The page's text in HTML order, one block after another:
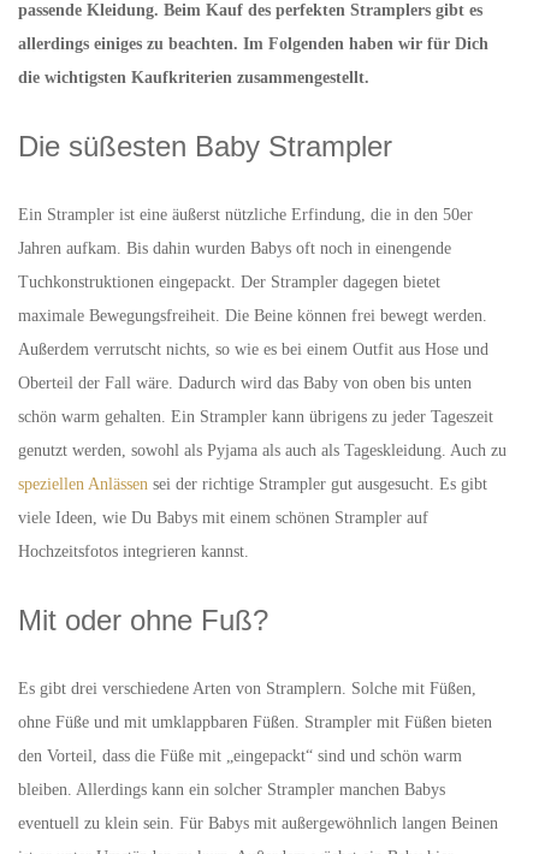
passende Kleidung. Beim Kauf des perfekten Stramplers gibt es
allerdings einiges zu beachten. Im Folgenden haben wir für Dich
die wichtigsten Kaufkriterien zusammengestellt.
Die süßesten Baby Strampler
Ein Strampler ist eine äußerst nützliche Erfindung, die in den 50er
Jahren aufkam. Bis dahin wurden Babys oft noch in einengende
Tuchkonstruktionen eingepackt. Der Strampler dagegen bietet
maximale Bewegungsfreiheit. Die Beine können frei bewegt werden.
Außerdem verrutscht nichts, so wie es bei einem Outfit aus Hose und
Oberteil der Fall wäre. Dadurch wird das Baby von oben bis unten
schön warm gehalten. Ein Strampler kann übrigens zu jeder Tageszeit
genutzt werden, sowohl als Pyjama als auch als Tageskleidung. Auch zu
speziellen Anlässen sei der richtige Strampler gut ausgesucht. Es gibt
viele Ideen, wie Du Babys mit einem schönen Strampler auf
Hochzeitsfotos integrieren kannst.
Mit oder ohne Fuß?
Es gibt drei verschiedene Arten von Stramplern. Solche mit Füßen,
ohne Füße und mit umklappbaren Füßen. Strampler mit Füßen bieten
den Vorteil, dass die Füße mit „eingepackt“ sind und schön warm
bleiben. Allerdings kann ein solcher Strampler manchen Babys
eventuell zu klein sein. Für Babys mit außergewöhnlich langen Beinen